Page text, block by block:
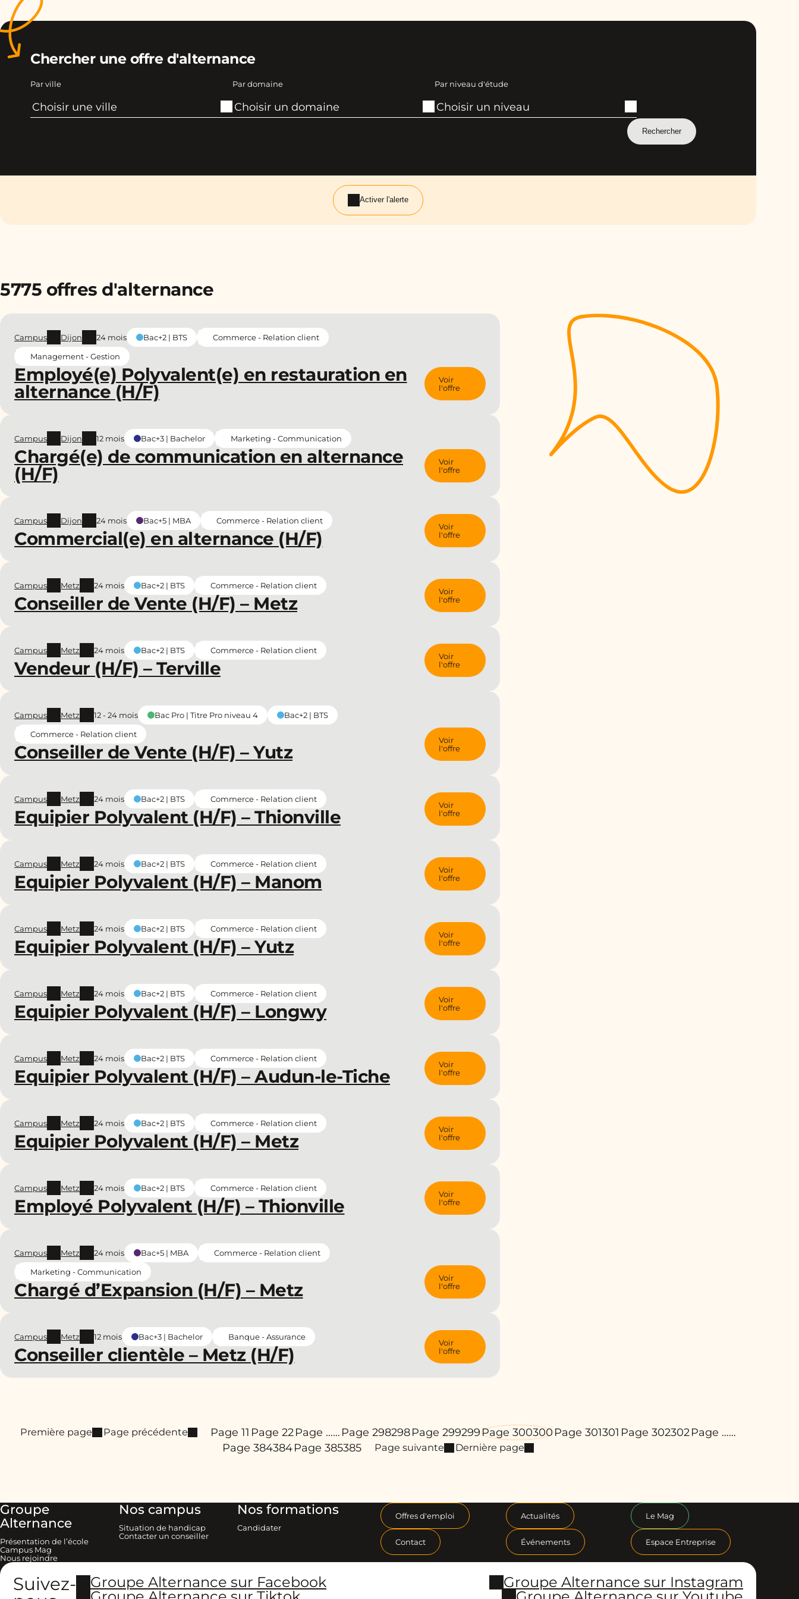
Chercher une offre d'alternance
Par ville Par domaine Par niveau d'étude
Activer l'alerte
5775 offres d'alternance
Employé(e) Polyvalent(e) en restauration en
alternance (H/F)
Campus Dijon 24 mois Bac+2 | BTS
Commerce - Relation client
Management - Gestion
Voir
l'offre
Chargé(e) de communication en alternance
(H/F)
Campus Dijon 12 mois Bac+3 | Bachelor Marketing - Communication
Voir
l'offre
Commercial(e) en alternance (H/F)
Campus Dijon 24 mois Bac+5 | MBA Commerce - Relation client
Voir
l'offre
Conseiller de Vente (H/F) – Metz
Campus Metz 24 mois Bac+2 | BTS Commerce - Relation client
Voir
l'offre
Vendeur (H/F) – Terville
Campus Metz 24 mois Bac+2 | BTS Commerce - Relation client
Voir
l'offre
Conseiller de Vente (H/F) – Yutz
Campus Metz 12 - 24 mois Bac Pro | Titre Pro niveau 4
Bac+2 | BTS
Commerce - Relation client
Voir
l'offre
Equipier Polyvalent (H/F) – Thionville
Campus Metz 24 mois Bac+2 | BTS Commerce - Relation client
Voir
l'offre
Equipier Polyvalent (H/F) – Manom
Campus Metz 24 mois Bac+2 | BTS Commerce - Relation client
Voir
l'offre
Equipier Polyvalent (H/F) – Yutz
Campus Metz 24 mois Bac+2 | BTS Commerce - Relation client
Voir
l'offre
Equipier Polyvalent (H/F) – Longwy
Campus Metz 24 mois Bac+2 | BTS Commerce - Relation client
Voir
l'offre
Equipier Polyvalent (H/F) – Audun-le-Tiche
Campus Metz 24 mois Bac+2 | BTS Commerce - Relation client
Voir
l'offre
Equipier Polyvalent (H/F) – Metz
Campus Metz 24 mois Bac+2 | BTS Commerce - Relation client
Voir
l'offre
Employé Polyvalent (H/F) – Thionville
Campus Metz 24 mois Bac+2 | BTS Commerce - Relation client
Voir
l'offre
Chargé d’Expansion (H/F) – Metz
Campus Metz 24 mois Bac+5 | MBA
Commerce - Relation client
Marketing - Communication
Voir
l'offre
Conseiller clientèle – Metz (H/F)
Campus Metz 12 mois Bac+3 | Bachelor Banque - Assurance
Voir
l'offre
Première page Page précédente Page 11 Page 22Page …… Page 298298Page 299299Page 300300Page 301301 Page 302302Page ……
Page 384384Page 385385 Page suivante Dernière page
Groupe
Alternance
Présentation de l’école
Campus Mag
Nous rejoindre
Nos campus
Situation de handicap
Contacter un conseiller
Nos formations
Candidater
Offres d'emploi Actualités Le Mag
Contact Événements Espace Entreprise
Suivez-
Groupe Alternance sur Facebook
Groupe Alternance sur Instagram